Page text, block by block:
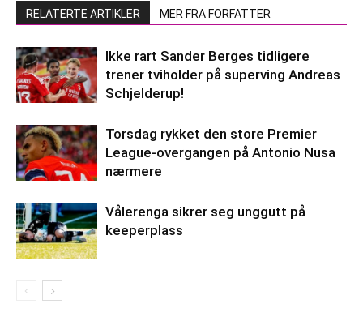
RELATERTE ARTIKLER MER FRA FORFATTER
Ikke rart Sander Berges tidligere
trener tviholder på superving Andreas
Schjelderup!
Torsdag rykket den store Premier
League-overgangen på Antonio Nusa
nærmere
Vålerenga sikrer seg unggutt på
keeperplass